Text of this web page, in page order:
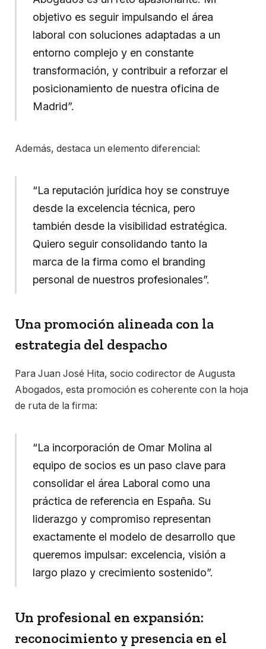
objetivo es seguir impulsando el área
laboral con soluciones adaptadas a un
entorno complejo y en constante
transformación, y contribuir a reforzar el
posicionamiento de nuestra oficina de
Madrid”.
Además, destaca un elemento diferencial:
“La reputación jurídica hoy se construye
desde la excelencia técnica, pero
también desde la visibilidad estratégica.
Quiero seguir consolidando tanto la
marca de la firma como el branding
personal de nuestros profesionales”.
Una promoción alineada con la
estrategia del despacho
Para Juan José Hita, socio codirector de Augusta
Abogados, esta promoción es coherente con la hoja
de ruta de la firma:
“La incorporación de Omar Molina al
equipo de socios es un paso clave para
consolidar el área Laboral como una
práctica de referencia en España. Su
liderazgo y compromiso representan
exactamente el modelo de desarrollo que
queremos impulsar: excelencia, visión a
largo plazo y crecimiento sostenido”.
Un profesional en expansión:
reconocimiento y presencia en el